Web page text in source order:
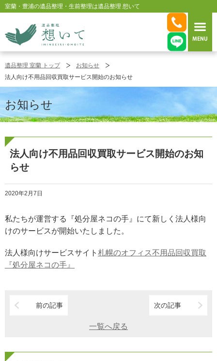
室蘭・豊浦の遺品整理・生前整理は遺品整理 想いて
室蘭・豊浦 遺品整理 想いて
遺品整理 室蘭 トップ
お知らせ
法人向け不用品回収買取サービス開始のお知らせ
お知らせ
法人向け不用品回収買取サービス開始のお知
らせ
2020年2月7日
私たちが運営する『処分屋ネコの手』にて新しく法人様向
けのサービスが開始いたしました。
法人様向けサービスサイト 札幌のオフィス不用品回収買取
『処分屋ネコの手』
前の記事 次の記事
一覧へ戻る